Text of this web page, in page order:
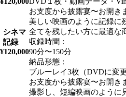
シネマ
記録
¥120,000
お支度から披露宴〜お開き
美しい映画のように記録に
全てを残したい方に最適な
収録時間：
90分〜150分
納品形態：
ブルーレイ3枚（DVDに変
お支度から披露宴〜お開き
撮影し、短編映画のように